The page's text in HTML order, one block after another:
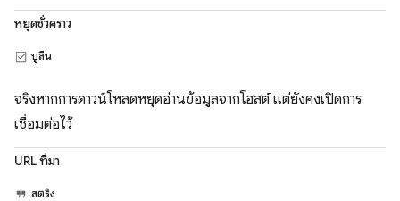
หยุดชั่วคราว
บูลีน
จริงหากการดาวน์โหลดหยุดอ่านข้อมูลจากโฮสต์ แต่ยังคงเปิดการ
เชื่อมต่อไว้
URL ที่มา
สตริง